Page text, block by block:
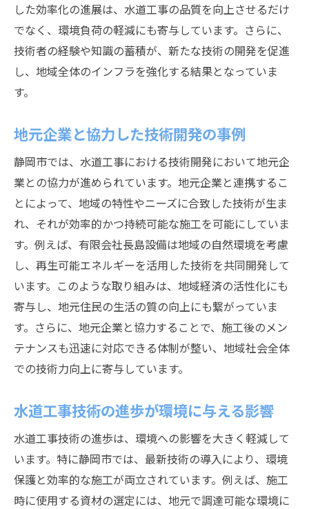
成功したプロジェクトとその教訓
新技術による施工スピードの向上
革新的な工法の実用化事例
エコフレンドリーな材料の選定基準
環境保護を重視した工法の導入
再生可能エネルギーを活用した施工
環境保護活動と技術革新の融合
地元環境団体との協働による環境改善
自然災害に強いインフラ整備の重要性
静岡市の水道工事技術革新で地域インフラを強
化
地域のインフラニーズに応える技術革新
耐震性を高める新技術の実装
地域特有の課題への技術的アプローチ
地域社会の安全を守る革新的技術
インフラ整備による地域振興の可能性
技術者が挑む！静岡市での水道工事技術の最新
トレンド
技術者が直面する課題とその解決策
した効率化の進展は、水道工事の品質を向上させるだけ
でなく、環境負荷の軽減にも寄与しています。さらに、
技術者の経験や知識の蓄積が、新たな技術の開発を促進
し、地域全体のインフラを強化する結果となっていま
す。
地元企業と協力した技術開発の事例
静岡市では、水道工事における技術開発において地元企
業との協力が進められています。地元企業と連携するこ
とによって、地域の特性やニーズに合致した技術が生ま
れ、それが効率的かつ持続可能な施工を可能にしていま
す。例えば、有限会社長島設備は地域の自然環境を考慮
し、再生可能エネルギーを活用した技術を共同開発して
います。このような取り組みは、地域経済の活性化にも
寄与し、地元住民の生活の質の向上にも繋がっていま
す。さらに、地元企業と協力することで、施工後のメン
テナンスも迅速に対応できる体制が整い、地域社会全体
での技術力向上に寄与しています。
水道工事技術の進歩が環境に与える影響
水道工事技術の進歩は、環境への影響を大きく軽減して
います。特に静岡市では、最新技術の導入により、環境
保護と効率的な施工が両立されています。例えば、施工
時に使用する資材の選定には、地元で調達可能な環境に